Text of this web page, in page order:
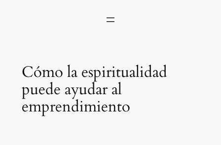
Cómo la espiritualidad
puede ayudar al
emprendimiento